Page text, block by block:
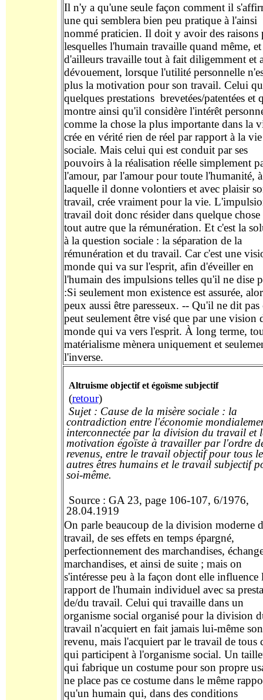
Il n'y a qu'une seule façon comment il
une qui semblera bien peu pratique à l'ainsi
nommé praticien. Il doit y avoir des raisons
lesquelles l'humain travaille quand même, et
d'ailleurs travaille tout à fait diligemment et
dévouement, lorsque l'utilité personnelle
plus la motivation pour son travail. Celui
quelques prestations brevetées/patentées et
montre ainsi qu'il considère l'intérêt
comme la chose la plus importante dans la
crée en vérité rien de réel par rapport à la vie
sociale. Mais celui qui est conduit par ses
pouvoirs à la réalisation réelle simplement
l'amour, par l'amour pour toute l'humanité, à
laquelle il donne volontiers et avec plaisir
travail, crée vraiment pour la vie.
travail doit donc résider dans quelque chose
tout autre que la rémunération. Et c'est la
à la question sociale : la séparation de la
rémunération et du travail. Car c'est une
monde qui va sur l'esprit, afin d'éveiller en
l'humain des impulsions telles qu'il ne dise
:Si seulement mon existence est assurée,
peux aussi être paresseux. -- Qu'il ne dit pas
peut seulement être visé que par une vision
monde qui va vers l'esprit. À long terme,
matérialisme mènera uniquement et
l'inverse.
Altruisme objectif et égoïsme subjectif
(retour)
Sujet : Cause de la misère sociale : la
contradiction entre l'économie
interconnectée par la division du travail et
motivation égoïste à travailler par l'ordre
revenus, entre le travail objectif pour tous
autres êtres humains et le travail subjectif
soi-même.
Source : GA 23, page 106-107, 6/1976,
28.04.1919
On parle beaucoup de la division moderne
travail, de ses effets en temps épargné,
perfectionnement des marchandises,
marchandises, et ainsi de suite ; mais on
s'intéresse peu à la façon dont elle influence
rapport de l'humain individuel avec sa
de/du travail. Celui qui travaille dans un
organisme social organisé pour la division
travail n'acquiert en fait jamais lui-même son
revenu, mais l'acquiert par le travail de tous
qui participent à l'organisme social. Un
qui fabrique un costume pour son propre
ne place pas ce costume dans le même
qu'un humain qui, dans des conditions